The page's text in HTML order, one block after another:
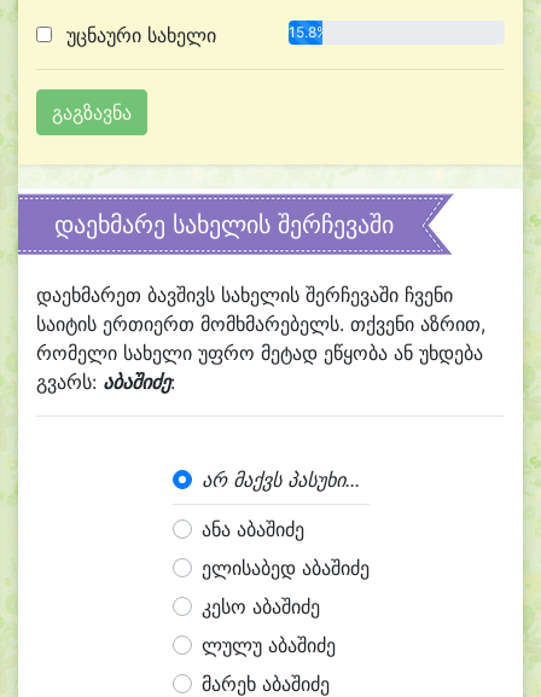
უცნაური სახელი 15.8%
დაეხმარე სახელის შერჩევაში
დაეხმარეთ ბავშივს სახელის შერჩევაში ჩვენი
საიტის ერთიერთ მომხმარებელს. თქვენი აზრით,
რომელი სახელი უფრო მეტად ეწყობა ან უხდება
გვარს: აბაშიძე:
არ მაქვს პასუხი...
ანა აბაშიძე
ელისაბედ აბაშიძე
კესო აბაშიძე
ლულუ აბაშიძე
მარეხ აბაშიძე